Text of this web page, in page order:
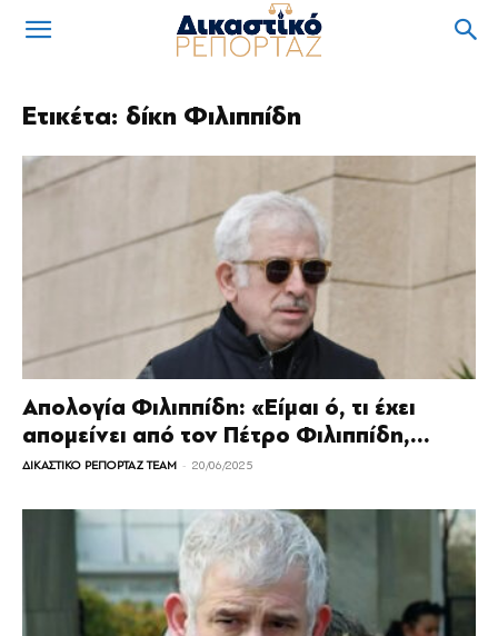
Ετικέτα: δίκη Φιλιππίδη
Απολογία Φιλιππίδη: «Είμαι ό, τι έχει
απομείνει από τον Πέτρο Φιλιππίδη,...
ΔΙΚΑΣΤΙΚΟ ΡΕΠΟΡΤΑΖ TEAM - 20/06/2025